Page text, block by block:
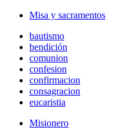
Misa y sacramentos
bautismo
bendición
comunion
confesion
confirmacion
consagracion
eucaristia
Misionero